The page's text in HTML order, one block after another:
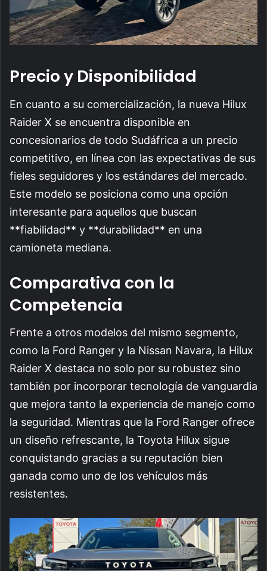
Precio y Disponibilidad
En cuanto a su comercialización, la nueva Hilux
Raider X se encuentra disponible en
concesionarios de todo Sudáfrica a un precio
competitivo, en línea con las expectativas de sus
fieles seguidores y los estándares del mercado.
Este modelo se posiciona como una opción
interesante para aquellos que buscan
**fiabilidad** y **durabilidad** en una
camioneta mediana.
Comparativa con la
Competencia
Frente a otros modelos del mismo segmento,
como la Ford Ranger y la Nissan Navara, la Hilux
Raider X destaca no solo por su robustez sino
también por incorporar tecnología de vanguardia
que mejora tanto la experiencia de manejo como
la seguridad. Mientras que la Ford Ranger ofrece
un diseño refrescante, la Toyota Hilux sigue
conquistando gracias a su reputación bien
ganada como uno de los vehículos más
resistentes.